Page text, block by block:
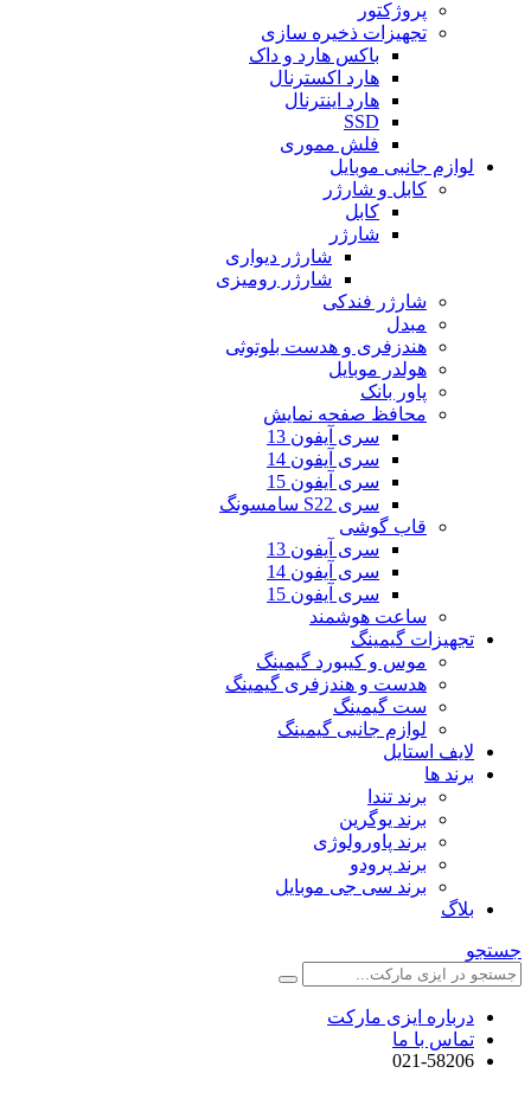
پروژکتور
تجهیزات ذخیره سازی
باکس هارد و داک
هارد اکسترنال
هارد اینترنال
SSD
فلش مموری
لوازم جانبی موبایل
کابل و شارژر
کابل
شارژر
شارژر دیواری
شارژر رومیزی
شارژر فندکی
مبدل
هندزفری و هدست بلوتوثی
هولدر موبایل
پاور بانک
محافظ صفحه نمایش
سری آیفون 13
سری آیفون 14
سری آیفون 15
سری S22 سامسونگ
قاب گوشی
سری آیفون 13
سری آیفون 14
سری آیفون 15
ساعت هوشمند
تجهیزات گیمینگ
موس و کیبورد گیمینگ
هدست و هندزفری گیمینگ
ست گیمینگ
لوازم جانبی گیمینگ
لایف استایل
برند ها
برند تندا
برند یوگرین
برند پاورولوژی
برند پرودو
برند سی جی موبایل
بلاگ
جستجو
درباره ایزی مارکت
تماس با ما
021-58206